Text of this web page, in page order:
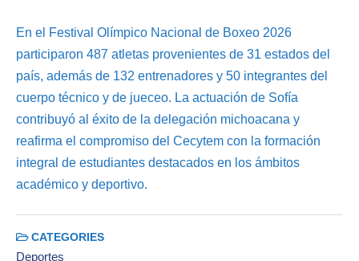
En el Festival Olímpico Nacional de Boxeo 2026
participaron 487 atletas provenientes de 31 estados del
país, además de 132 entrenadores y 50 integrantes del
cuerpo técnico y de jueceo. La actuación de Sofía
contribuyó al éxito de la delegación michoacana y
reafirma el compromiso del Cecytem con la formación
integral de estudiantes destacados en los ámbitos
académico y deportivo.
CATEGORIES
Deportes